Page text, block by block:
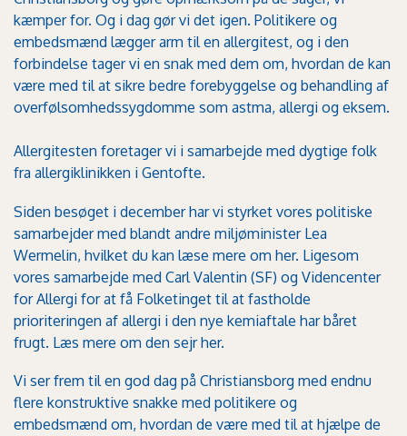
kæmper for. Og i dag gør vi det igen. Politikere og
embedsmænd lægger arm til en allergitest, og i den
forbindelse tager vi en snak med dem om, hvordan de kan
være med til at sikre bedre forebyggelse og behandling af
overfølsomhedssygdomme som astma, allergi og eksem.
Allergitesten foretager vi i samarbejde med dygtige folk
fra allergiklinikken i Gentofte.
Siden besøget i december har vi styrket vores politiske
samarbejder med blandt andre miljøminister Lea
Wermelin, hvilket du kan læse mere om her. Ligesom
vores samarbejde med Carl Valentin (SF) og Videncenter
for Allergi for at få Folketinget til at fastholde
prioriteringen af allergi i den nye kemiaftale har båret
frugt. Læs mere om den sejrher.
Vi ser frem til en god dag på Christiansborg med endnu
flere konstruktive snakke med politikere og
embedsmænd om, hvordan de være med til at hjælpe de